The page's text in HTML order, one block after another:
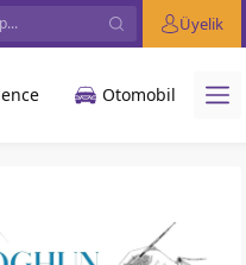
Üyelik
Otomobil